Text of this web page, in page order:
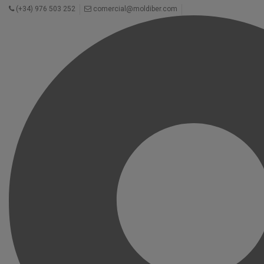
(+34) 976 503 252 comercial@moldiber.com